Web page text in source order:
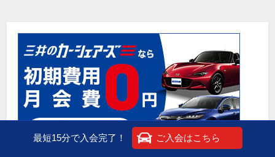
最短15分で入会完了！ ご入会はこちら